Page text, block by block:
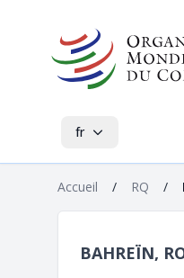
fr
Accueil / RQ /
BAHREÏN,